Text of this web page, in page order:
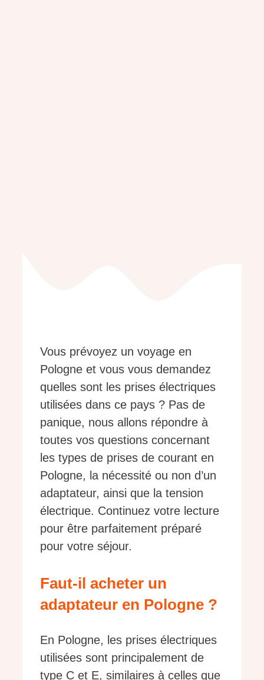
Vous prévoyez un voyage en
Pologne et vous vous demandez
quelles sont les prises électriques
utilisées dans ce pays ? Pas de
panique, nous allons répondre à
toutes vos questions concernant
les types de prises de courant en
Pologne, la nécessité ou non d’un
adaptateur, ainsi que la tension
électrique. Continuez votre lecture
pour être parfaitement préparé
pour votre séjour.
Faut-il acheter un
adaptateur en Pologne ?
En Pologne, les prises électriques
utilisées sont principalement de
type C et E, similaires à celles que